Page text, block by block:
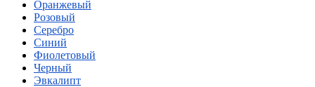
Оранжевый
Розовый
Серебро
Синий
Фиолетовый
Черный
Эвкалипт